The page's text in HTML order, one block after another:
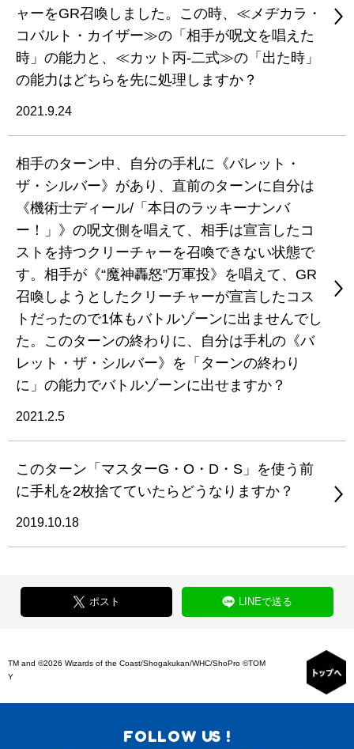
ャーをGR召喚しました。この時、≪メヂカラ・
コバルト・カイザー≫の「相手が呪文を唱えた
時」の能力と、≪カット丙-二式≫の「出た時」
の能力はどちらを先に処理しますか？
2021.9.24
相手のターン中、自分の手札に《バレット・
ザ・シルバー》があり、直前のターンに自分は
《機術士ディール/「本日のラッキーナンバ
ー！」》の呪文側を唱えて、相手は宣言したコ
ストを持つクリーチャーを召喚できない状態で
す。相手が《“魔神轟怒”万軍投》を唱えて、GR
召喚しようとしたクリーチャーが宣言したコス
トだったので1体もバトルゾーンに出ませんでし
た。このターンの終わりに、自分は手札の《バ
レット・ザ・シルバー》を「ターンの終わり
に」の能力でバトルゾーンに出せますか？
2021.2.5
このターン「マスターG・O・D・S」を使う前
に手札を2枚捨てていたらどうなりますか？
2019.10.18
ポスト LINEで送る
TM and ©2026 Wizards of the Coast/Shogakukan/WHC/ShoPro ©TOM
Y
FOLLOW US !